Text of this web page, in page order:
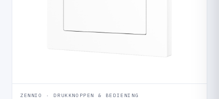
ZENNIO · DRUKKNOPPEN & BEDIENING